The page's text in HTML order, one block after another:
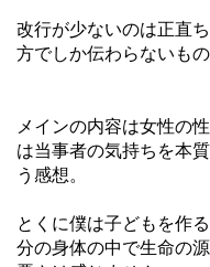
改行が少ないのは正直
方でしか伝わらないも
メインの内容は女性の
は当事者の気持ちを本
う感想。
とくに僕は子どもを作
分の身体の中で生命の